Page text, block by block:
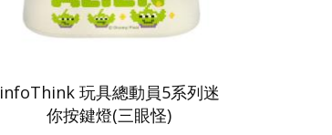
infoThink 玩具總動員5系列迷
你按鍵燈(三眼怪)